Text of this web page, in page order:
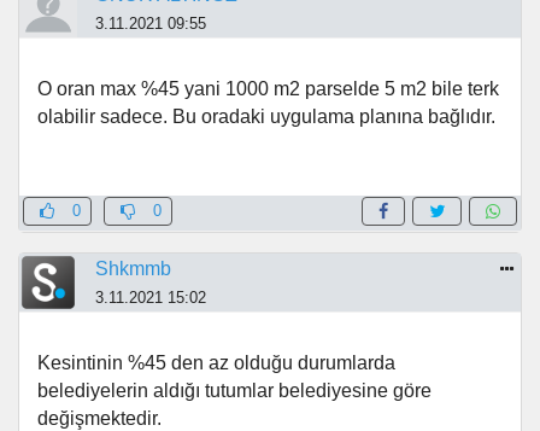
3.11.2021 09:55
O oran max %45 yani 1000 m2 parselde 5 m2 bile terk
olabilir sadece. Bu oradaki uygulama planına bağlıdır.
0 0
Shkmmb
3.11.2021 15:02
Kesintinin %45 den az olduğu durumlarda
belediyelerin aldığı tutumlar belediyesine göre
değişmektedir.